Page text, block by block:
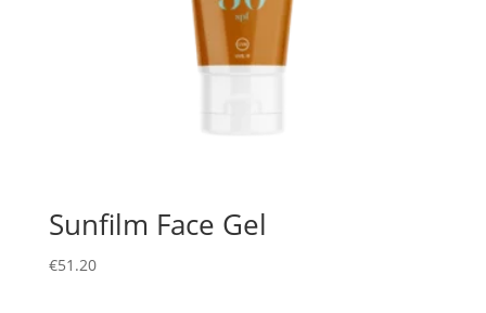
Sunfilm Face Gel
€51.20